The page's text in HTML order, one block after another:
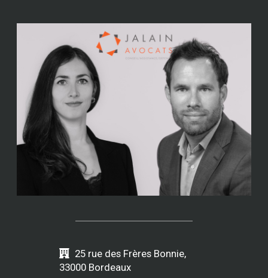
25 rue des Frères Bonnie,
33000 Bordeaux